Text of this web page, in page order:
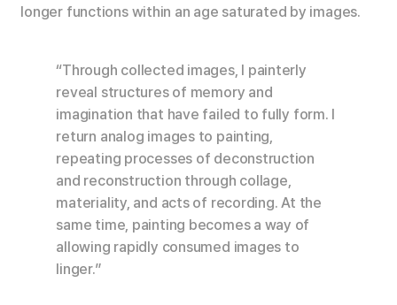
longer functions within an age saturated by images.
“Through collected images, I painterly
reveal structures of memory and
imagination that have failed to fully form. I
return analog images to painting,
repeating processes of deconstruction
and reconstruction through collage,
materiality, and acts of recording. At the
same time, painting becomes a way of
allowing rapidly consumed images to
linger.”